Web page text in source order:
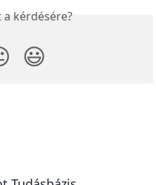
kérdésére?
😃